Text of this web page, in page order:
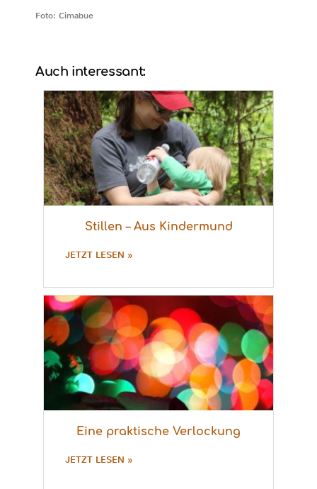
Foto: Cimabue
Auch interessant:
Stillen – Aus Kindermund
JETZT LESEN »
Eine praktische Verlockung
JETZT LESEN »